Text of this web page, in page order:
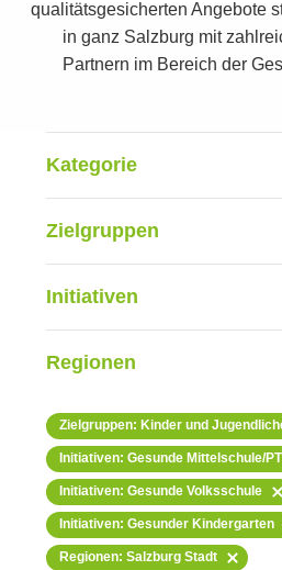
qualitätsgesicherten Angebote
in ganz Salzburg mit
Partnern im Bereich der
Kategorie
Zielgruppen
Initiativen
Regionen
Zielgruppen: Kinder und
Initiativen: Gesunde Mittelschule/
Initiativen: Gesunde Volksschule
Initiativen: Gesunder Kindergarten
Regionen: Salzburg Stadt